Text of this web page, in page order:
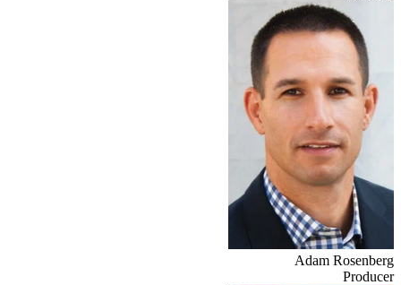
Adam Rosenberg
Producer